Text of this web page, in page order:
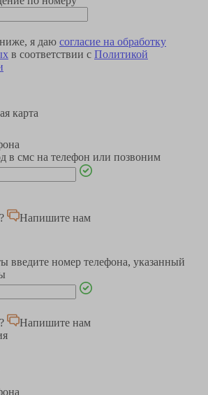
я даю согласие на обработку
в соответствии с Политикой
карта
в смс на телефон или позвоним
Напишите нам
введите номер телефона, указанный
Напишите нам